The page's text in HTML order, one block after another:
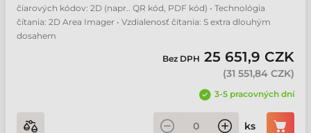
čiarových kódov: 2D (napr.. QR kód, PDF kód) • Technológia
čítania: 2D Area Imager • Vzdialenosť čítania: S extra dlouhým
dosahem
Bez DPH 25 651,9 CZK
(31 551,84 CZK)
3-5 pracovných dní
ks